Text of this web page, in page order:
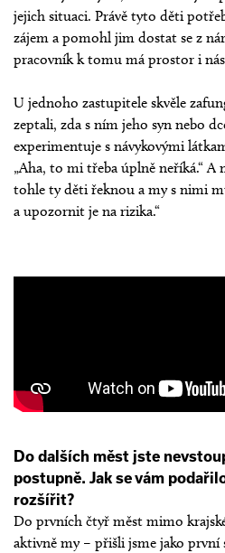
jejich situaci. Právě tyto děti
zájem a pomohl jim dostat se z
pracovník k tomu má prostor i
U jednoho zastupitele skvěle
zeptali, zda s ním jeho syn nebo
experimentuje s návykovými
„Aha, to mi třeba úplně neříká.“ A
tohle ty děti řeknou a my s nimi
a upozornit je na rizika.“
Do dalších měst jste
postupně. Jak se vám
rozšířit?
Do prvních čtyř měst mimo
aktivně my – přišli jsme jako první